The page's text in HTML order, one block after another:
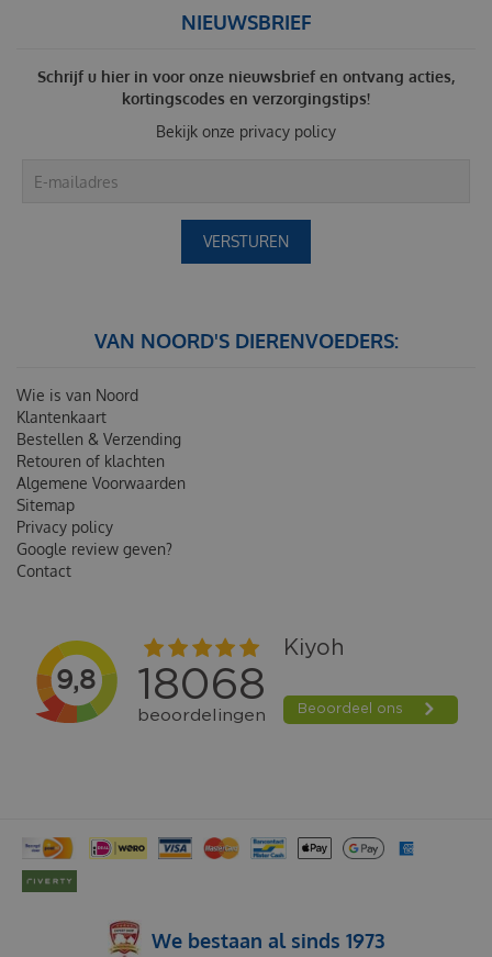
BOXBY DENTAL STICKS ADULT MEDIUM 30 STUKS
NIEUWSBRIEF
Schrijf u hier in voor onze nieuwsbrief en ontvang acties,
kortingscodes en verzorgingstips!
Bekijk onze privacy policy
VAN NOORD'S DIERENVOEDERS:
Wie is van Noord
Klantenkaart
Bestellen & Verzending
Retouren of klachten
Algemene Voorwaarden
Sitemap
Privacy policy
Google review geven?
Contact
We bestaan al sinds 1973